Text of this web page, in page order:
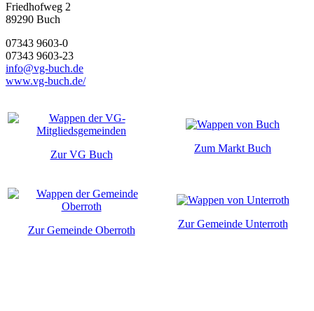
Friedhofweg 2
89290 Buch
07343 9603-0
07343 9603-23
info@vg-buch.de
www.vg-buch.de/
Zur VG Buch
Zum Markt Buch
Zur Gemeinde Oberroth
Zur Gemeinde Unterroth